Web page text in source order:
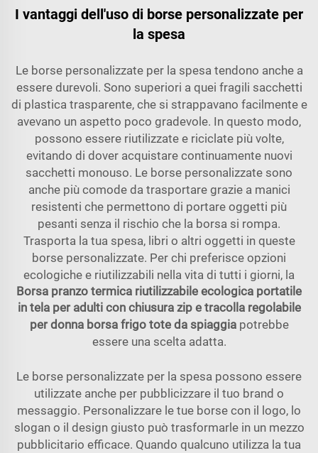
I vantaggi dell'uso di borse personalizzate per
la spesa
Le borse personalizzate per la spesa tendono anche a
essere durevoli. Sono superiori a quei fragili sacchetti
di plastica trasparente, che si strappavano facilmente e
avevano un aspetto poco gradevole. In questo modo,
possono essere riutilizzate e riciclate più volte,
evitando di dover acquistare continuamente nuovi
sacchetti monouso. Le borse personalizzate sono
anche più comode da trasportare grazie a manici
resistenti che permettono di portare oggetti più
pesanti senza il rischio che la borsa si rompa.
Trasporta la tua spesa, libri o altri oggetti in queste
borse personalizzate. Per chi preferisce opzioni
ecologiche e riutilizzabili nella vita di tutti i giorni, la
Borsa pranzo termica riutilizzabile ecologica portatile
in tela per adulti con chiusura zip e tracolla regolabile
per donna borsa frigo tote da spiaggia potrebbe
essere una scelta adatta.
Le borse personalizzate per la spesa possono essere
utilizzate anche per pubblicizzare il tuo brand o
messaggio. Personalizzare le tue borse con il logo, lo
slogan o il design giusto può trasformarle in un mezzo
pubblicitario efficace. Quando qualcuno utilizza la tua